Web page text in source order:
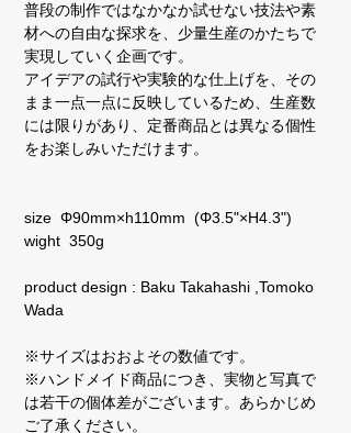
普段の制作ではなかなか試せない技法や素
材への自由な探求を、少量生産のかたちで
実現していく企画です。
アイデアの試行や実験的な仕上げを、その
まま一点一点に反映しているため、生産数
には限りがあり、定番商品とは異なる個性
をお楽しみいただけます。
size Φ90mm×h110mm (Φ3.5"×H4.3")
wight 350g
product design : Baku Takahashi ,Tomoko
Wada
※サイズはおおよその数値です。
※ハンドメイド商品につき、実物と写真で
は若干の個体差がございます。あらかじめ
ご了承ください。